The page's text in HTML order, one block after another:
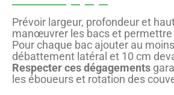
Prévoir largeur, profondeur et
manœuvrer les bacs et permettre
Pour chaque bac ajouter au
débattement latéral et 10 cm
Respecter ces dégagements
les éboueurs et rotation des